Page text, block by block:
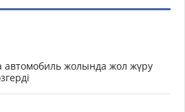
жолында жол жүру